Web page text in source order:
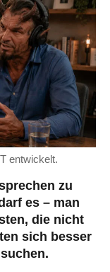
entwickelt.
zu
es – man
die nicht
sich besser